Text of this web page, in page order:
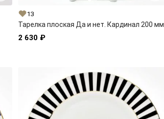
13
Тарелка плоская Да и нет. Кардинал 200 мм.
2 630 ₽